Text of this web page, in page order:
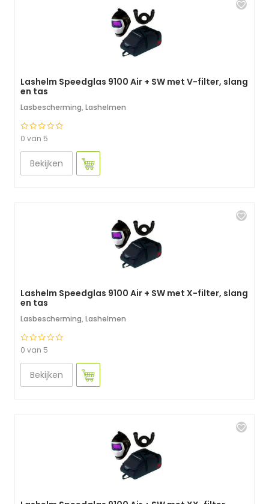
Lashelm Speedglas 9100 Air + SW met V-filter, slang
en tas
Lasbescherming, Lashelmen
0 van 5
Bekijken
Lashelm Speedglas 9100 Air + SW met X-filter, slang
en tas
Lasbescherming, Lashelmen
0 van 5
Bekijken